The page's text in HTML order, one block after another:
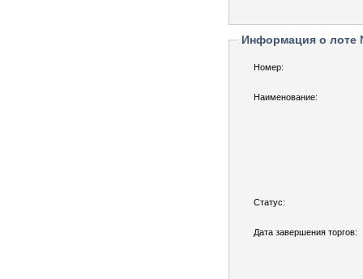
Информация о лоте
Номер:
Наименование:
Статус:
Дата завершения торгов: